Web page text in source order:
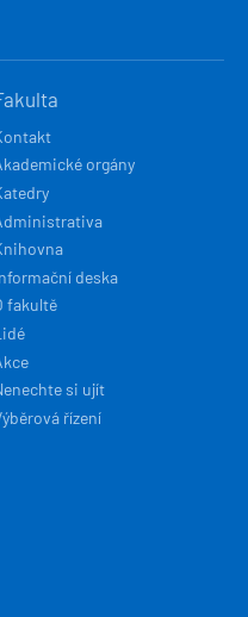
orgány
deska
fakultě
si ujít
řízení